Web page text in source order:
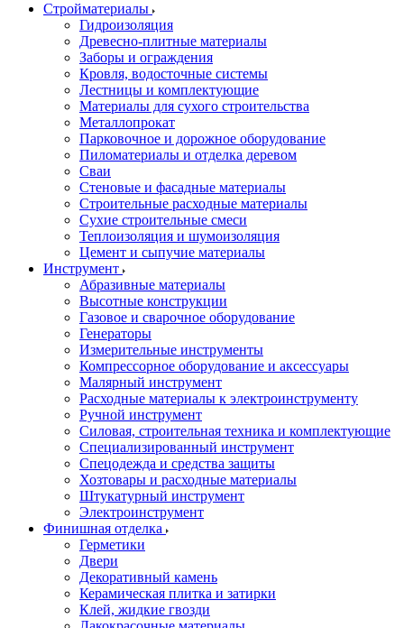
Стройматериалы
Гидроизоляция
Древесно-плитные материалы
Заборы и ограждения
Кровля, водосточные системы
Лестницы и комплектующие
Материалы для сухого строительства
Металлопрокат
Парковочное и дорожное оборудование
Пиломатериалы и отделка деревом
Сваи
Стеновые и фасадные материалы
Строительные расходные материалы
Сухие строительные смеси
Теплоизоляция и шумоизоляция
Цемент и сыпучие материалы
Инструмент
Абразивные материалы
Высотные конструкции
Газовое и сварочное оборудование
Генераторы
Измерительные инструменты
Компрессорное оборудование и аксессуары
Малярный инструмент
Расходные материалы к электроинструменту
Ручной инструмент
Силовая, строительная техника и комплектующие
Специализированный инструмент
Спецодежда и средства защиты
Хозтовары и расходные материалы
Штукатурный инструмент
Электроинструмент
Финишная отделка
Герметики
Двери
Декоративный камень
Керамическая плитка и затирки
Клей, жидкие гвозди